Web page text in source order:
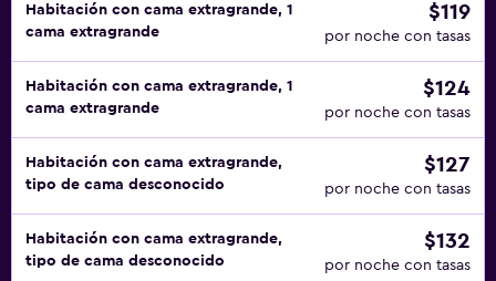
Habitación con cama extragrande, 1
cama extragrande
$119
por noche con tasas
Habitación con cama extragrande, 1
cama extragrande
$124
por noche con tasas
Habitación con cama extragrande,
tipo de cama desconocido
$127
por noche con tasas
Habitación con cama extragrande,
tipo de cama desconocido
$132
por noche con tasas